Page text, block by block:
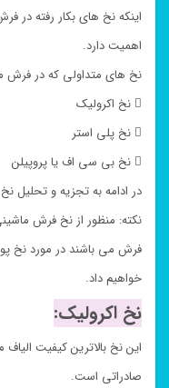
اینکه نخ های بکار رفته در
اهمیت دارد.
نخ های متداولی که در فرش
 نخ اکرولیک
 نخ پلی استر
 نخ بی سی اف یا پروپیلن
در ادامه به تجزیه و تحلیل
نکته: منظور از نخ فرش
فرش می باشند در مورد نخ
خواهیم داد.
نخ اکرولیک:
این نخ بالاترین کیفیت
صادراتی است.